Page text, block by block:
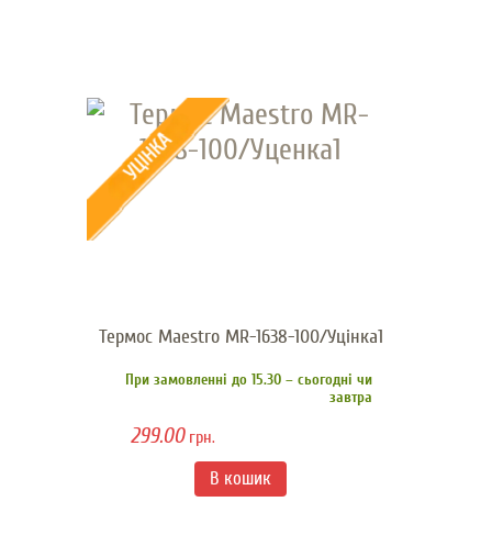
Термос Maestro MR-1638-100/Уцінка1
При замовленні до 15.30 – сьогодні чи
завтра
299.00грн.